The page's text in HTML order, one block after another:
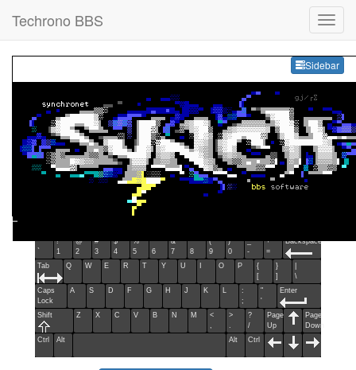
Techrono BBS
Sidebar
~
`
!
1
@
2
#
3
$
4
%
5
^
6
&
7
*
8
(
9
)
0
_
-
+
=
Backspace
Tab Q W E R T Y U O P
{
[
}
]
\
Caps
Lock
A S D F G H J K L
:
;
"
'
Enter
Shift Z X C V B N M
<
,
>
.
?
/
Page
Up
Page
Down
Ctrl
Alt Alt Ctrl